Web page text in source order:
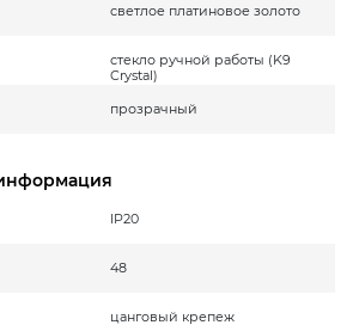
светлое платиновое золото
стекло ручной работы (K9
Crystal)
прозрачный
IP20
48
цанговый крепеж